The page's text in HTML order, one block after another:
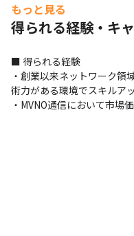
もっと見る
得られる経験・キ
■ 得られる経験
・創業以来ネットワーク領
術力がある環境でスキルア
・MVNO通信において市場